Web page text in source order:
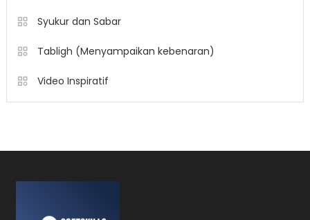
Syukur dan Sabar
Tabligh (Menyampaikan kebenaran)
Video Inspiratif